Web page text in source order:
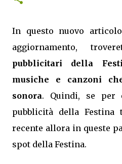
In questo nuovo
aggiornamento,
pubblicitari della
musiche e canzoni
sonora. Quindi, se per
pubblicità della
recente allora in queste
spot della Festina.